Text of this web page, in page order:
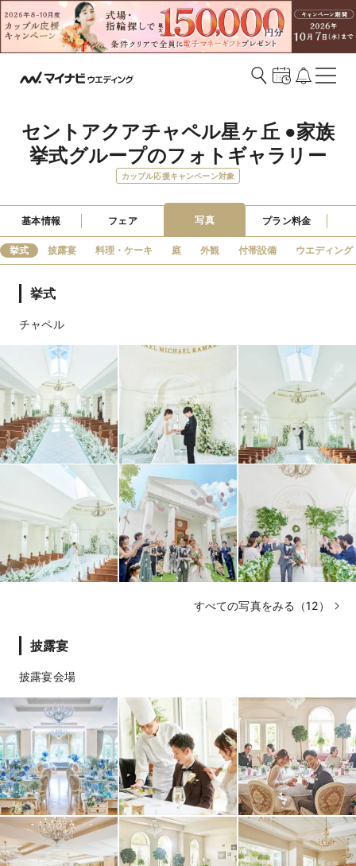
セントアクアチャペル星ヶ丘 ●家族
挙式グループのフォトギャラリー
カップル応援キャンペーン対象
基本情報 フェア 写真 プラン料金
挙式 披露宴 料理・ケーキ 庭 外観 付帯設備 ウエディン
挙式
チャペル
すべての写真をみる（12）
披露宴
披露宴会場